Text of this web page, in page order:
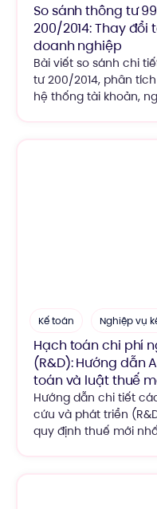
So sánh thông tư
200/2014: Thay
doanh nghiệp
Bài viết so sánh chi
tư 200/2014, phân
hệ thống tài khoản,
Kế toán Nghiệp vụ
Hạch toán chi phí
(R&D): Hướng dẫn
toán và luật thuế
Hướng dẫn chi tiết
cứu và phát triển
quy định thuế mới